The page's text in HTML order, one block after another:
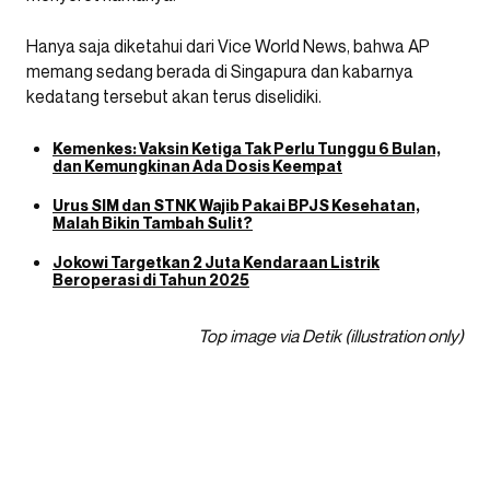
Hanya saja diketahui dari Vice World News, bahwa AP
memang sedang berada di Singapura dan kabarnya
kedatang tersebut akan terus diselidiki.
Kemenkes: Vaksin Ketiga Tak Perlu Tunggu 6 Bulan,
dan Kemungkinan Ada Dosis Keempat
Urus SIM dan STNK Wajib Pakai BPJS Kesehatan,
Malah Bikin Tambah Sulit?
Jokowi Targetkan 2 Juta Kendaraan Listrik
Beroperasi di Tahun 2025
Top image via Detik (illustration only)